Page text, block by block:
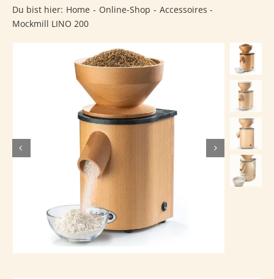
Warum Urkorn?
Landwirtschaft
Urkorn-Verarbeitung
Häufig gestellte Fragen
Kundenstimmen
Du bist hier: Home Online-Shop
Accessoires
Mockmill LINO 200